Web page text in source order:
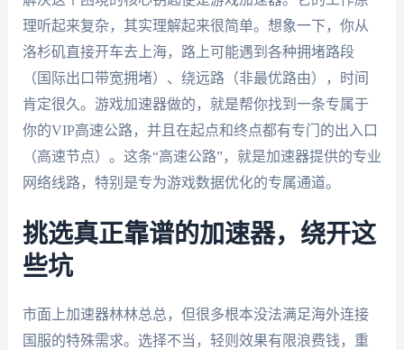
理听起来复杂，其实理解起来很简单。想象一下，你从
洛杉矶直接开车去上海，路上可能遇到各种拥堵路段
（国际出口带宽拥堵）、绕远路（非最优路由），时间
肯定很久。游戏加速器做的，就是帮你找到一条专属于
你的VIP高速公路，并且在起点和终点都有专门的出入口
（高速节点）。这条“高速公路”，就是加速器提供的专业
网络线路，特别是专为游戏数据优化的专属通道。
挑选真正靠谱的加速器，绕开这
些坑
市面上加速器林林总总，但很多根本没法满足海外连接
国服的特殊需求。选择不当，轻则效果有限浪费钱，重